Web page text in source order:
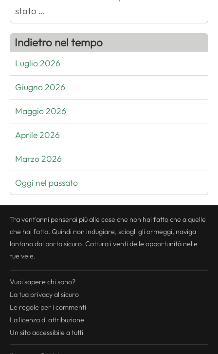
stato …
Indietro nel tempo
Luglio 2026
Giugno 2026
Maggio 2026
Aprile 2026
Marzo 2026
Oggi nel passato
Tra vent'anni penserai più alle cose che non hai fatto che a quelle
che hai fatto. Quindi non indugiare, sciogli gli ormeggi, naviga
lontano dal porto sicuro. Cattura i venti delle opportunità nelle
tue vele.
Vuoi sapere chi sono?
La tua privacyal sicuro
Le regole per i commenti
La licenza di attribuzione
Un sito accessibile a tutti